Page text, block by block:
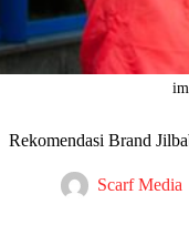
Rekomendasi Brand
Scarf Media